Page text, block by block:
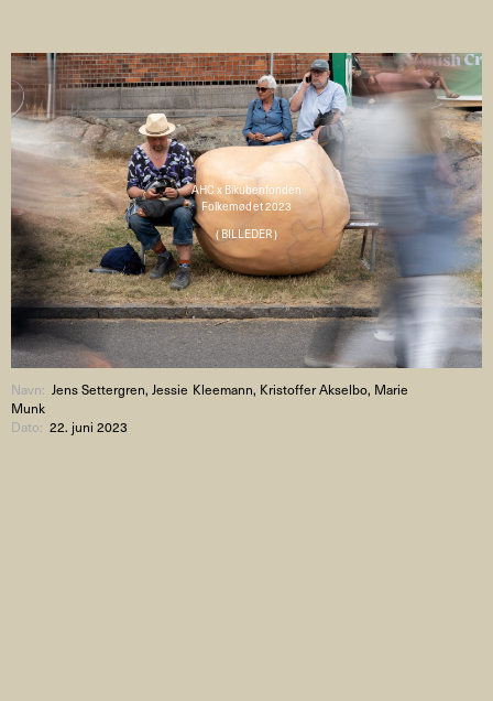
AHC x Bikubenfonden
Folkemødet 2023
( BILLEDER )
Navn:Jens Settergren, Jessie Kleemann, Kristoffer Akselbo, Marie
Munk
Dato:22. juni 2023